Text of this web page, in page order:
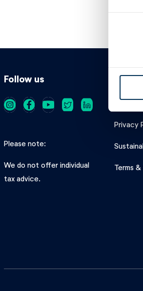
g
Follow us
Please note
We do not offer individual
tax advice.
Costs
Privacy
Terms